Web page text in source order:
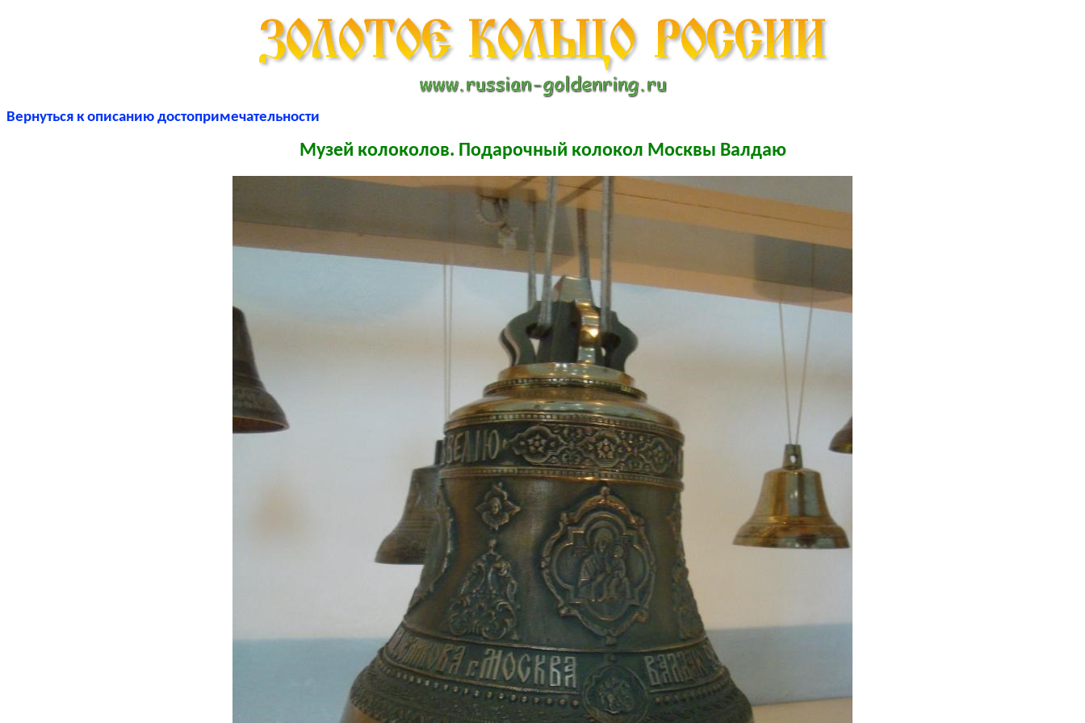
Вернуться к описанию достопримечательности
Музей колоколов. Подарочный колокол Москвы Валдаю